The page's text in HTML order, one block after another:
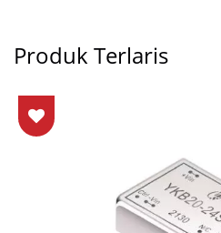
Produk Terlaris